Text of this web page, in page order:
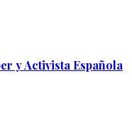
y Activista Española